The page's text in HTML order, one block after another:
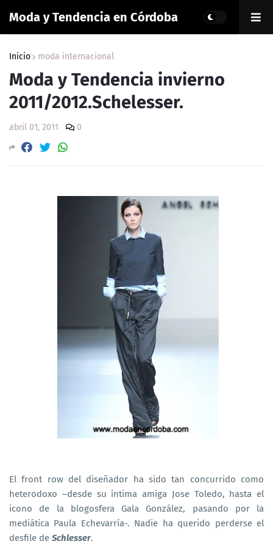
Moda y Tendencia en Córdoba
Inicio moda internacional
Moda y Tendencia invierno
2011/2012.Schelesser.
abril 01, 2011 0
El front row del diseñador ha sido tan concurrido como
heterodoxo –desde su íntima amiga Jose Toledo, hasta el
icono de la blogosfera Gala González, pasando por la
mediática Paula Echevarría-. Nadie ha querido perderse el
desfile de Schlesser.